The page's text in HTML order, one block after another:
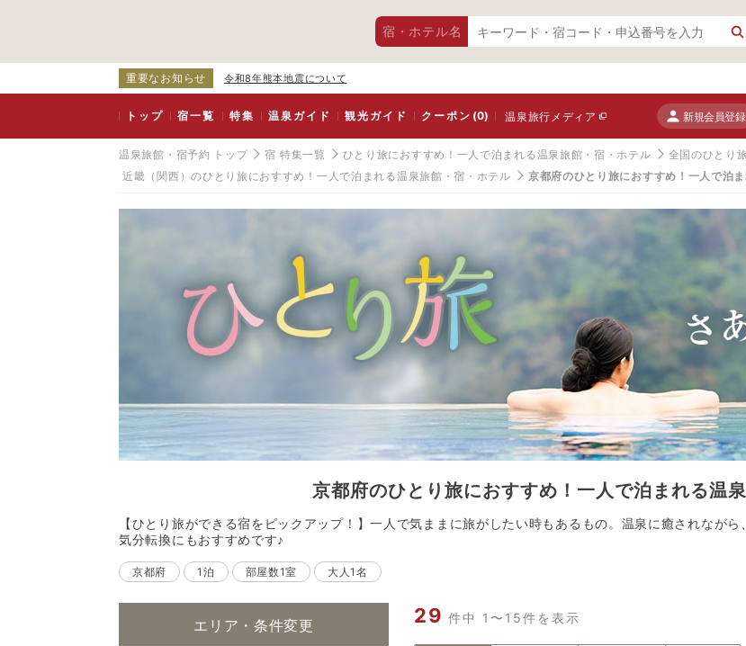
宿・ホテル名
重要なお知らせ 令和8年熊本地震について
トップ 宿一覧 特集 温泉ガイド 観光ガイド クーポン(0) 温泉旅行メディア 新規会員登録
温泉旅館・宿予約 トップ 宿 特集一覧 ひとり旅におすすめ！一人で泊まれる温泉旅館・宿・ホテル
全国のひとり
近畿（関西）のひとり旅におすすめ！一人で泊まれる温泉旅館・宿・ホテル
京都府のひとり旅におすすめ！一人で泊
京都府のひとり旅におすすめ！一人で泊まれる温
【ひとり旅ができる宿をピックアップ！】一人で気ままに旅がしたい時もあるもの。温泉に癒されなが
気分転換にもおすすめです♪
京都府 1泊 部屋数1室 大人1名
エリア・条件変更 29 件中 1〜15件を表示